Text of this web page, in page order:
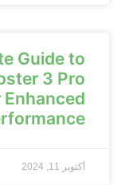
Guide to
3 Pro
أكتوبر 11, 2024